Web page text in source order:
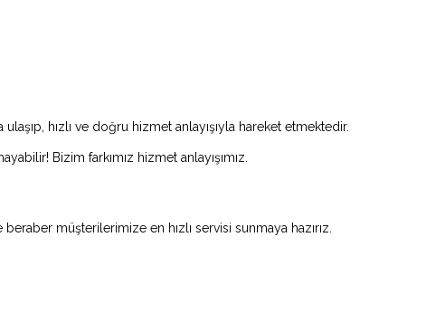
hızlı ve doğru hizmet anlayışıyla hareket etmektedir.
Bizim farkımız hizmet anlayışımız.
müşterilerimize en hızlı servisi sunmaya hazırız.